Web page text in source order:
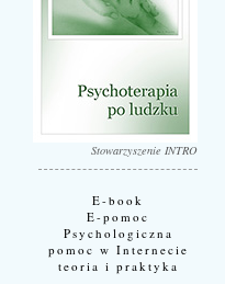
Stowarzyszenie INTRO
E-book
E-pomoc
Psychologiczna
pomoc w Internecie
teoria i praktyka